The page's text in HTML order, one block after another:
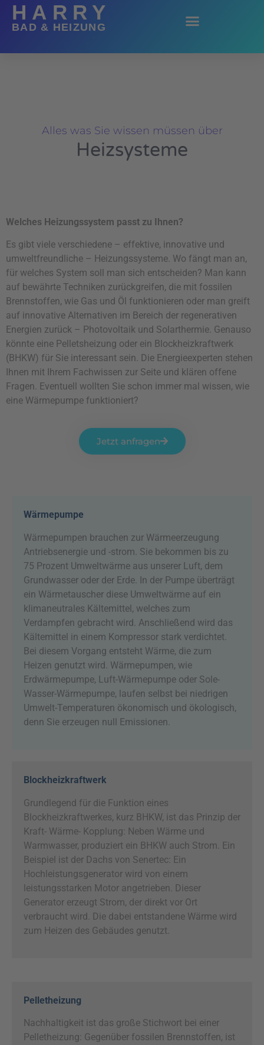
HARRY
BAD & HEIZUNG
Alles was Sie wissen müssen über
Heizsysteme
Welches Heizungssystem passt zu Ihnen?
Es gibt viele verschiedene – effektive, innovative und
umweltfreundliche – Heizungssysteme. Wo fängt man an,
für welches System soll man sich entscheiden? Man kann
auf bewährte Techniken zurückgreifen, die mit fossilen
Brennstoffen, wie Gas und Öl funktionieren oder man greift
auf innovative Alternativen im Bereich der regenerativen
Energien zurück – Photovoltaik und Solarthermie. Genauso
könnte eine Pelletsheizung oder ein Blockheizkraftwerk
(BHKW) für Sie interessant sein. Die Energieexperten stehen
Ihnen mit Ihrem Fachwissen zur Seite und klären offene
Fragen. Eventuell wollten Sie schon immer mal wissen, wie
eine Wärmepumpe funktioniert?
Jetzt anfragen
Wärmepumpe
Wärmepumpen brauchen zur Wärmeerzeugung
Antriebsenergie und -strom. Sie bekommen bis zu
75 Prozent Umweltwärme aus unserer Luft, dem
Grundwasser oder der Erde. In der Pumpe überträgt
ein Wärmetauscher diese Umweltwärme auf ein
klimaneutrales Kältemittel, welches zum
Verdampfen gebracht wird. Anschließend wird das
Kältemittel in einem Kompressor stark verdichtet.
Bei diesem Vorgang entsteht Wärme, die zum
Heizen genutzt wird. Wärmepumpen, wie
Erdwärmepumpe, Luft-Wärmepumpe oder Sole-
Wasser-Wärmepumpe, laufen selbst bei niedrigen
Umwelt-Temperaturen ökonomisch und ökologisch,
denn Sie erzeugen null Emissionen.
Blockheizkraftwerk
Grundlegend für die Funktion eines
Blockheizkraftwerkes, kurz BHKW, ist das Prinzip der
Kraft- Wärme- Kopplung: Neben Wärme und
Warmwasser, produziert ein BHKW auch Strom. Ein
Beispiel ist der Dachs von Senertec: Ein
Hochleistungsgenerator wird von einem
leistungsstarken Motor angetrieben. Dieser
Generator erzeugt Strom, der direkt vor Ort
verbraucht wird. Die dabei entstandene Wärme wird
zum Heizen des Gebäudes genutzt.
Pelletheizung
Nachhaltigkeit ist das große Stichwort bei einer
Pelletheizung: Gegenüber fossilen Brennstoffen, ist